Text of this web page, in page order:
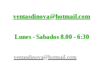
ventasdinova@hotmail.com
Lunes - Sabados 8.00 - 6:30
ventasdinova@hotmail.com